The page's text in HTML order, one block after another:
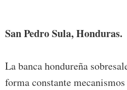
San Pedro Sula, Honduras.
La banca hondureña
forma constante